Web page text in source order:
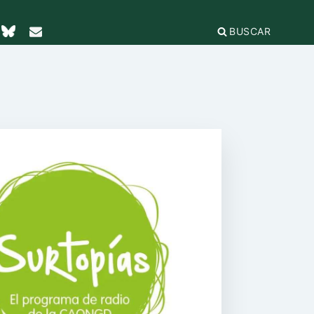
BUSCAR
LA COORDINADORA
por la solidaridad
la ciudadanía global
Antiacoso
de
y
de Compras
igualdad